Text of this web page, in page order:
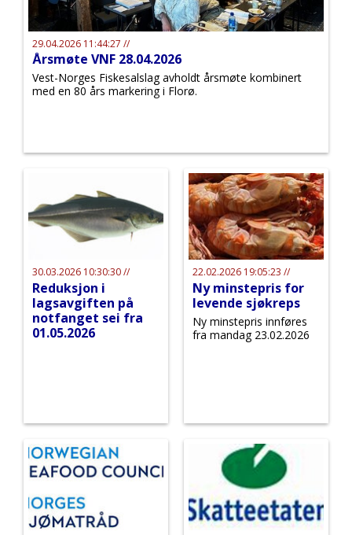
29.04.2026 11:44:27 //
Årsmøte VNF 28.04.2026
Vest-Norges Fiskesalslag avholdt årsmøte kombinert
med en 80 års markering i Florø.
30.03.2026 10:30:30 //
Reduksjon i
lagsavgiften på
notfanget sei fra
01.05.2026
22.02.2026 19:05:23 //
Ny minstepris for
levende sjøkreps
Ny minstepris innføres
fra mandag 23.02.2026